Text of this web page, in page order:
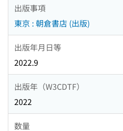
出版事項
東京 : 朝倉書店 (出版)
出版年月日等
2022.9
出版年（W3CDTF）
2022
数量